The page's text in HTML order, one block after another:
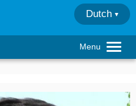
Menu
Dutch